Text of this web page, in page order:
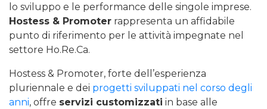
lo sviluppo e le performance delle singole imprese.
Hostess & Promoter rappresenta un affidabile
punto di riferimento per le attività impegnate nel
settore Ho.Re.Ca.
Hostess & Promoter, forte dell’esperienza
pluriennale e dei progetti sviluppati nel corso degli
anni, offre servizi customizzati in base alle